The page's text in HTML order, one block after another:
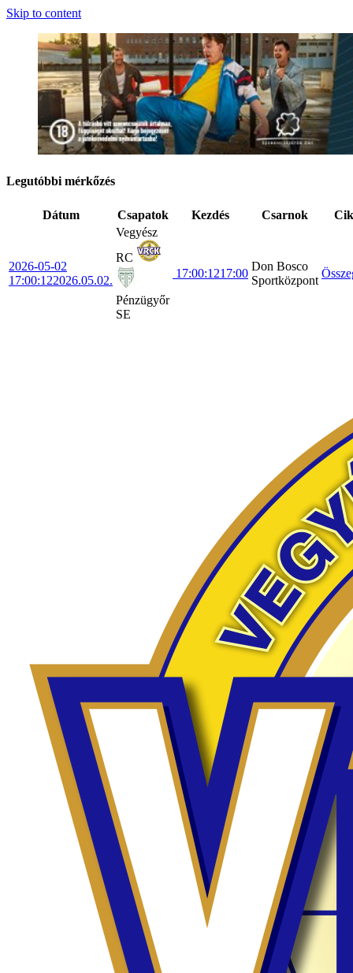
Skip to content
Legutóbbi mérkőzés
Dátum Csapatok Kezdés Csarnok
2026-05-02
17:00:122026.05.02.
Vegyész
RC
Pénzügyőr
SE
17:00:1217:00
Don Bosco
Sportközpont